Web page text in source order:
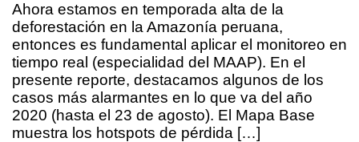
Ahora estamos en temporada alta de la
deforestación en la Amazonía peruana,
entonces es fundamental aplicar el monitoreo en
tiempo real (especialidad del MAAP). En el
presente reporte, destacamos algunos de los
casos más alarmantes en lo que va del año
2020 (hasta el 23 de agosto). El Mapa Base
muestra los hotspots de pérdida […]